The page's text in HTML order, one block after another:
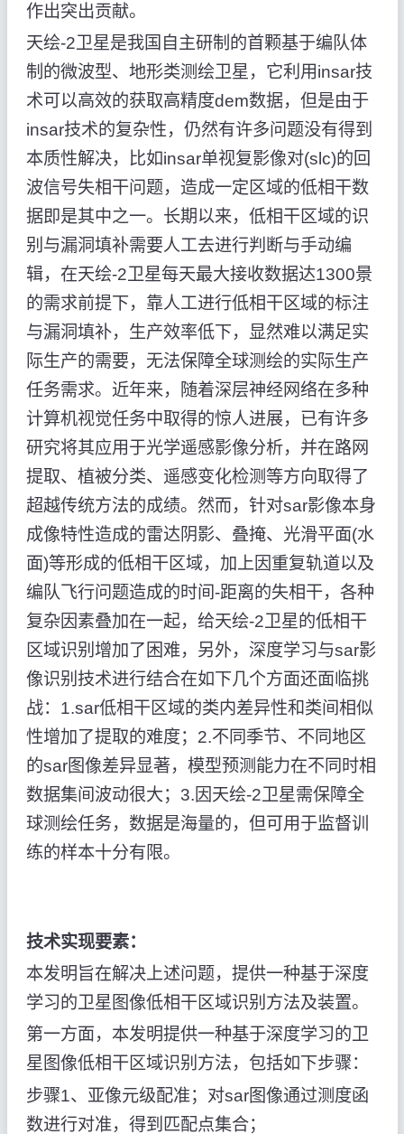
作出突出贡献。
天绘-2卫星是我国自主研制的首颗基于编队体
制的微波型、地形类测绘卫星，它利用insar技
术可以高效的获取高精度dem数据，但是由于
insar技术的复杂性，仍然有许多问题没有得到
本质性解决，比如insar单视复影像对(slc)的回
波信号失相干问题，造成一定区域的低相干数
据即是其中之一。长期以来，低相干区域的识
别与漏洞填补需要人工去进行判断与手动编
辑，在天绘-2卫星每天最大接收数据达1300景
的需求前提下，靠人工进行低相干区域的标注
与漏洞填补，生产效率低下，显然难以满足实
际生产的需要，无法保障全球测绘的实际生产
任务需求。近年来，随着深层神经网络在多种
计算机视觉任务中取得的惊人进展，已有许多
研究将其应用于光学遥感影像分析，并在路网
提取、植被分类、遥感变化检测等方向取得了
超越传统方法的成绩。然而，针对sar影像本身
成像特性造成的雷达阴影、叠掩、光滑平面(水
面)等形成的低相干区域，加上因重复轨道以及
编队飞行问题造成的时间-距离的失相干，各种
复杂因素叠加在一起，给天绘-2卫星的低相干
区域识别增加了困难，另外，深度学习与sar影
像识别技术进行结合在如下几个方面还面临挑
战：1.sar低相干区域的类内差异性和类间相似
性增加了提取的难度；2.不同季节、不同地区
的sar图像差异显著，模型预测能力在不同时相
数据集间波动很大；3.因天绘-2卫星需保障全
球测绘任务，数据是海量的，但可用于监督训
练的样本十分有限。
技术实现要素：
本发明旨在解决上述问题，提供一种基于深度
学习的卫星图像低相干区域识别方法及装置。
第一方面，本发明提供一种基于深度学习的卫
星图像低相干区域识别方法，包括如下步骤：
步骤1、亚像元级配准；对sar图像通过测度函
数进行对准，得到匹配点集合；